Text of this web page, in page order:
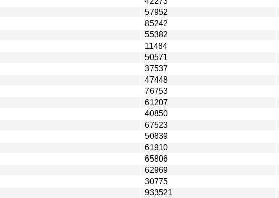
57952
85242
55382
11484
50571
37537
47448
76753
61207
40850
67523
50839
61910
65806
62969
30775
933521